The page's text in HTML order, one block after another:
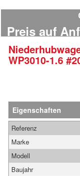
Preis auf
WP3010-1.6
Eigenschaften
Referenz
Marke
Modell
Baujahr